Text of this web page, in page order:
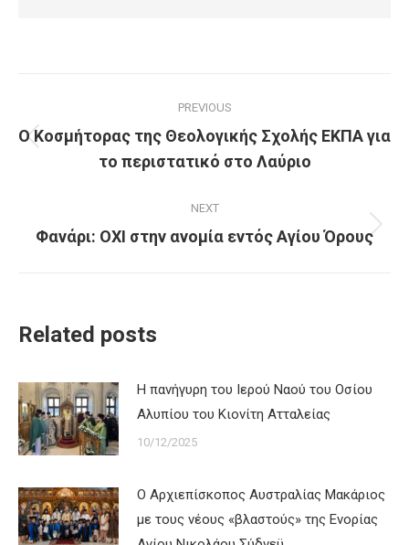
navigation
PREVIOUS
Previous
post:
Ο Κοσμήτορας της Θεολογικής Σχολής ΕΚΠΑ για
το περιστατικό στο Λαύριο
NEXT
Next
Φανάρι: ΟΧΙ στην ανομία εντός Αγίου Όρους
Related posts
Η πανήγυρη του Ιερού Ναού του Οσίου
Αλυπίου του Κιονίτη Ατταλείας
10/12/2025
Ο Αρχιεπίσκοπος Αυστραλίας Μακάριος
με τους νέους «βλαστούς» της Ενορίας